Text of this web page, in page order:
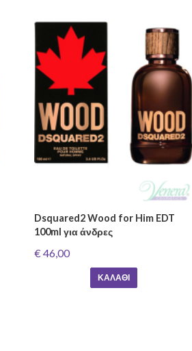
Dsquared2 Wood for Him EDT
100ml για άνδρες
€ 46,00
ΚΑΛΆΘΙ